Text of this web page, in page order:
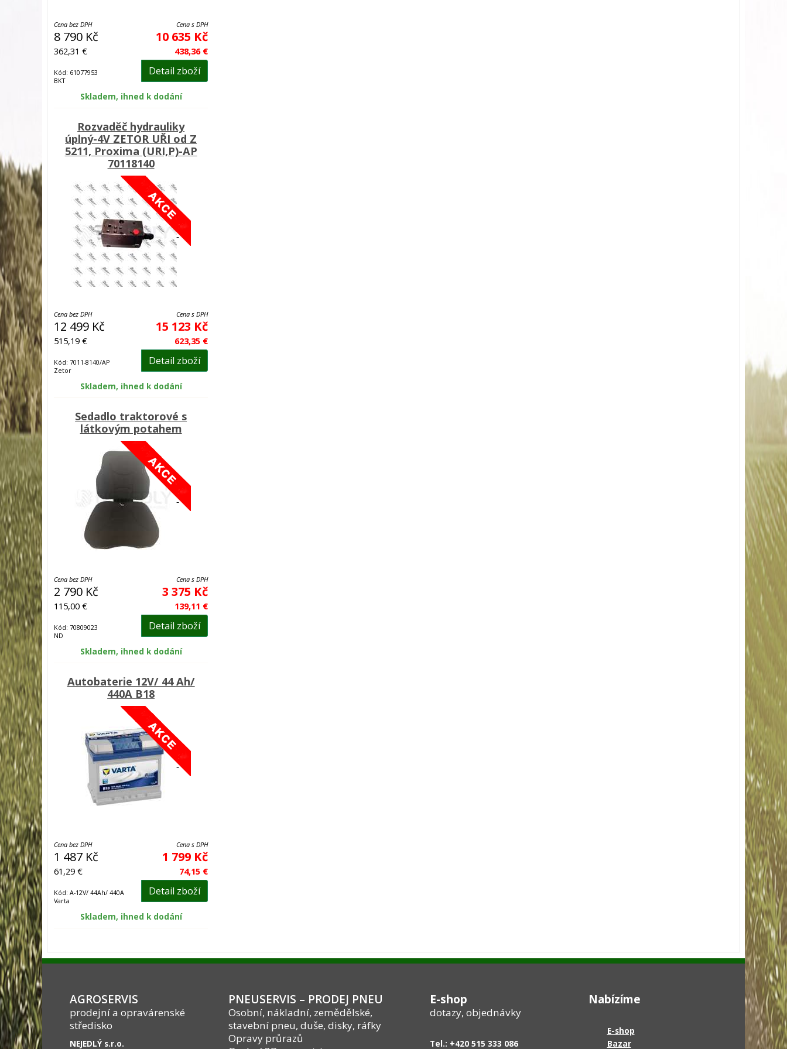
Cena bez DPH
8 790 Kč
362,31 €
Cena s DPH
10 635 Kč
438,36 €
Kód: 61077953
BKT
Detail zboží
Skladem, ihned k dodání
Rozvaděč hydrauliky
úplný-4V ZETOR UŘI od Z
5211, Proxima (URI,P)-AP
70118140
Cena bez DPH
12 499 Kč
515,19 €
Cena s DPH
15 123 Kč
623,35 €
Kód: 7011-8140/AP
Zetor
Detail zboží
Skladem, ihned k dodání
Sedadlo traktorové s
látkovým potahem
Cena bez DPH
2 790 Kč
115,00 €
Cena s DPH
3 375 Kč
139,11 €
Kód: 70809023
ND
Detail zboží
Skladem, ihned k dodání
Autobaterie 12V/ 44 Ah/
440A B18
Cena bez DPH
1 487 Kč
61,29 €
Cena s DPH
1 799 Kč
74,15 €
Kód: A-12V/ 44Ah/ 440A
Varta
Detail zboží
Skladem, ihned k dodání
AGROSERVIS
prodejní a opravárenské
středisko
NEJEDLÝ s.r.o.
PNEUSERVIS – PRODEJ PNEU
Osobní, nákladní, zemědělské,
stavební pneu, duše, disky, ráfky
Opravy průrazů
E-shop
dotazy, objednávky
Tel.: +420 515 333 086
Nabízíme
E-shop
Bazar